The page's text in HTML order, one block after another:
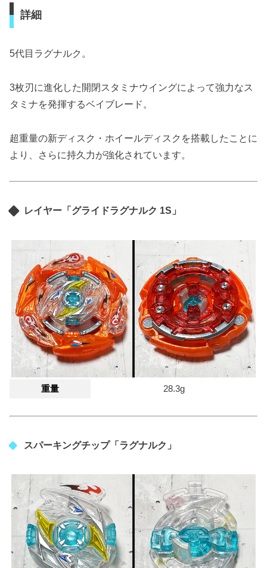
詳細
5代目ラグナルク。
3枚刃に進化した開閉スタミナウイングによって強力なス
タミナを発揮するベイブレード。
超重量の新ディスク・ホイールディスクを搭載したことに
より、さらに持久力が強化されています。
レイヤー「グライドラグナルク 1S」
重量 28.3g
スパーキングチップ「ラグナルク」